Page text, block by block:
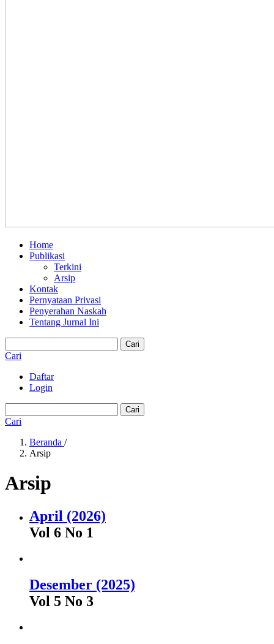
Home
Publikasi
Terkini
Arsip
Kontak
Pernyataan Privasi
Penyerahan Naskah
Tentang Jurnal Ini
Cari
Cari
Daftar
Login
Cari
Cari
Beranda /
Arsip
Arsip
April (2026)
Vol 6 No 1
Desember (2025)
Vol 5 No 3